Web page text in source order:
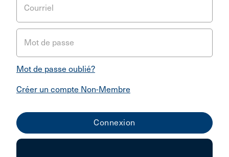
Courriel
Mot de passe
Mot de passe oublié?
Créer un compte Non-Membre